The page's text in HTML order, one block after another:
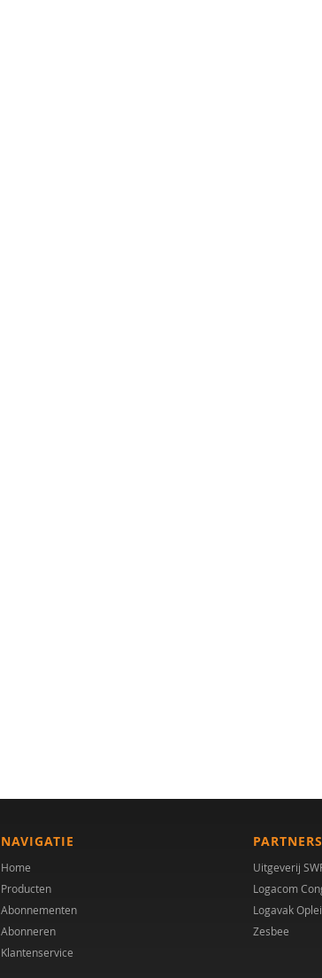
NAVIGATIE
Home
Producten
Abonnementen
Abonneren
Klantenservice
PARTNERS
Uitgeverij
Logacom
Logavak
Zesbee